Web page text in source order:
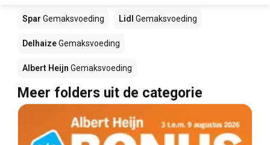
Spar Gemaksvoeding Lidl Gemaksvoeding
DelhaizeGemaksvoeding
Albert Heijn Gemaksvoeding
Meer folders uit de categorie